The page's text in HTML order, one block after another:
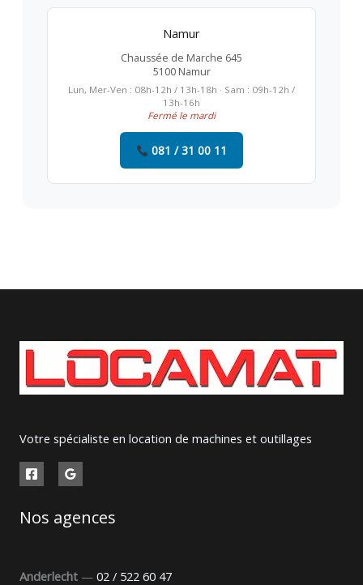
Namur
Chaussée de Marche 645
5100 Namur
Lun, Mer-Ven : 08h-12h / 13h-18h · Sam : 09h-12h /
13h-16h
Fermé le mardi
081 / 31 00 11
Votre spécialiste en location de machines et outillages
Nos agences
Anderlecht — 02 / 522 60 47